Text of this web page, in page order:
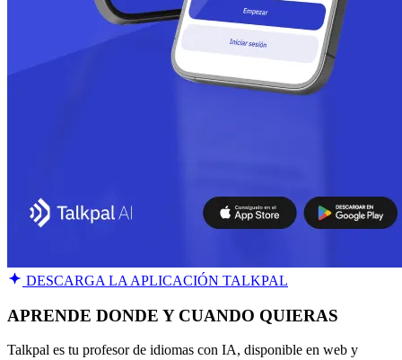
DESCARGA LA APLICACIÓN TALKPAL
APRENDE DONDE Y CUANDO QUIERAS
Talkpal es tu profesor de idiomas con IA, disponible en web y